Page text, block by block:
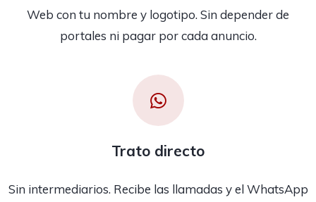
Web con tu nombre y logotipo. Sin depender de
portales ni pagar por cada anuncio.
Trato directo
Sin intermediarios. Recibe las llamadas y el WhatsApp